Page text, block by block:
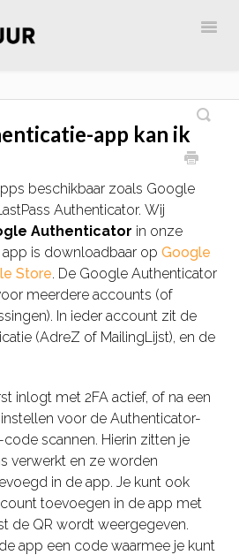
app kan ik
beschikbaar zoals Google
Authenticator. Wij
Authenticator in onze
is downloadbaar op Google
Store. De Google Authenticator
meerdere accounts (of
In ieder account zit de
(AdreZ of MailingLijst), en de
inlogt met 2FA actief, of na een
voor de Authenticator-
scannen. Hierin zitten je
verwerkt en ze worden
in de app. Je kunt ook
toevoegen in de app met
de QR wordt weergegeven.
app een code waarmee je kunt